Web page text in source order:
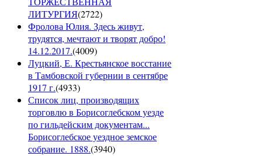
ЛИТУРГИЯ(2722)
Фролова Юлия. Здесь живут,
трудятся, мечтают и творят добро!
14.12.2017.(4009)
Луцкий, Е. Крестьянское восстание
в Тамбовской губернии в сентябре
1917 г.(4933)
Список лиц, производящих
торговлю в Борисоглебском уезде
по гильдейским документам...
Борисоглебское уездное земское
собрание. 1888.(3940)